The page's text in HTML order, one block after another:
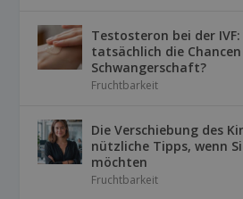
Testosteron bei der
tatsächlich die
Schwangerschaft?
Fruchtbarkeit
Die Verschiebung des
nützliche Tipps, wenn
möchten
Fruchtbarkeit